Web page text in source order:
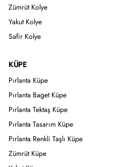
Zümrüt Kolye
Yakut Kolye
Safir Kolye
KÜPE
Pırlanta Küpe
Pırlanta Baget Küpe
Pırlanta Tektaş Küpe
Pırlanta Tasarım Küpe
Pırlanta Renkli Taşlı Küpe
Zümrüt Küpe